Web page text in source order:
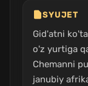
SYUJET
Gid'atni
o'z yurtiga
Chemanni
janubiy